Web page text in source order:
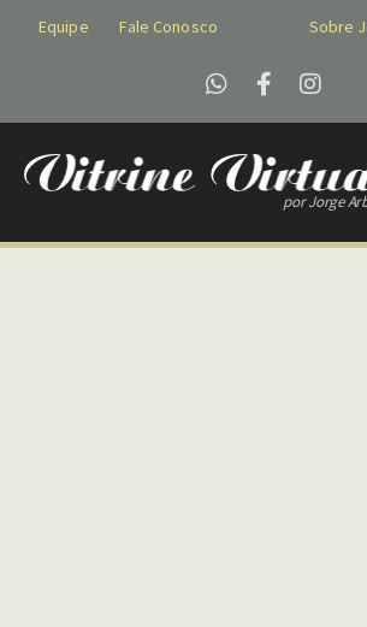
Equipe Fale Conosco Sobre
por Jorge